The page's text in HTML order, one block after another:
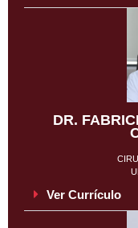
DR.
Ver Currículo